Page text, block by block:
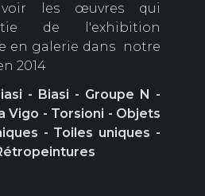
voir les œuvres qui
de l'exhibition
en galerie dans notre
2014
- Biasi - Groupe N -
Vigo - Torsioni - Objets
- Toiles uniques -